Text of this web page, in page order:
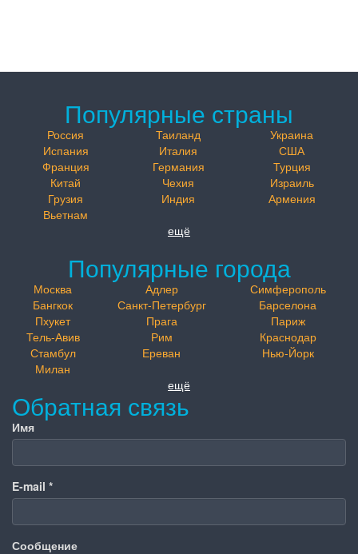
Популярные страны
Россия Таиланд
Украина
Испания
Италия
США
Франция
Германия
Турция
Китай
Чехия
Израиль
Грузия
Индия
Армения
Вьетнам
ещё
Популярные города
Москва Адлер
Симферополь
Бангкок
Санкт-Петербург
Барселона
Пхукет
Прага
Париж
Тель-Авив
Рим
Краснодар
Стамбул
Ереван
Нью-Йорк
Милан
ещё
Обратная связь
Имя
E-mail *
Сообщение